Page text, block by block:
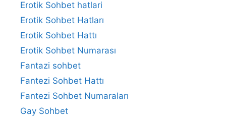
Erotik Sohbet hatlari
Erotik Sohbet Hatları
Erotik Sohbet Hattı
Erotik Sohbet Numarası
Fantazi sohbet
Fantezi Sohbet Hattı
Fantezi Sohbet Numaraları
Gay Sohbet